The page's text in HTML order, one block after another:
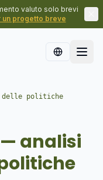
valuto solo brevi
un progetto breve
delle politiche
analisi